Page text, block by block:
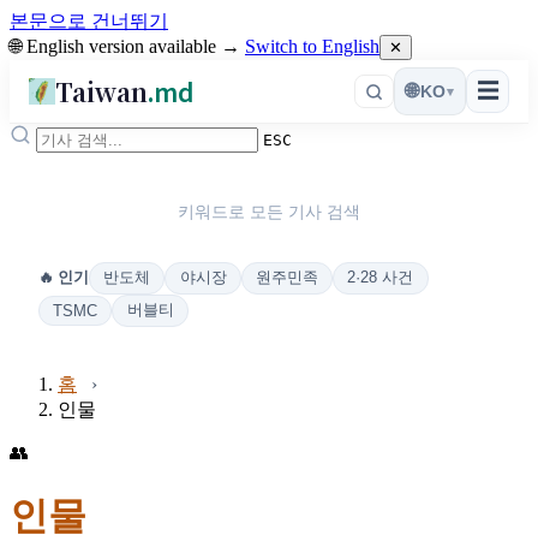
본문으로 건너뛰기
🌐 English version available → Switch to English ✕
Taiwan.md ☰
🌐KO▾
ESC
키워드로 모든 기사 검색
🔥 인기 반도체 야시장 원주민족
2·28 사건
TSMC
버블티
홈
인물
👥
인물